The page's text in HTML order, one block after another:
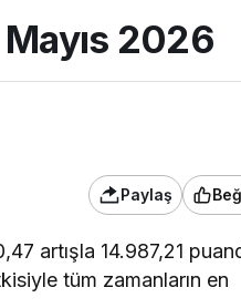
2026
Paylaş
artışla 14.987,21
tüm zamanların en